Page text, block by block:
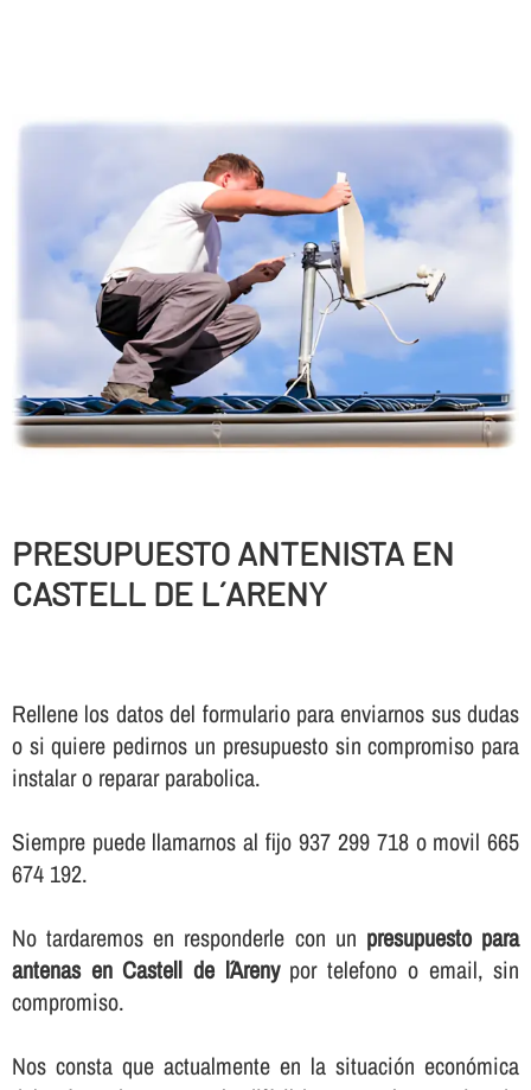
PRESUPUESTO ANTENISTA EN
CASTELL DE L´ARENY
Rellene los datos del formulario para enviarnos sus dudas
o si quiere pedirnos un presupuesto sin compromiso para
instalar o reparar parabolica.
Siempre puede llamarnos al fijo 937 299 718 o movil 665
674 192.
No tardaremos en responderle con un presupuesto para
antenas en Castell de l´Arenypor telefono o email, sin
compromiso.
Nos consta que actualmente en la situación económica